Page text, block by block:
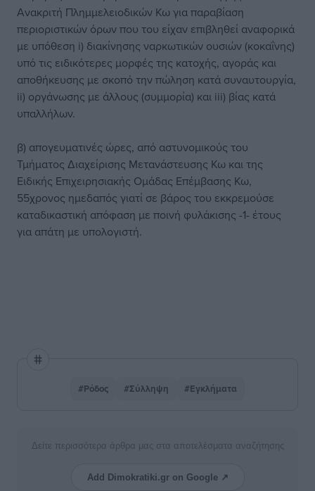
Ανακριτή Πλημμελειοδικών Κω για παραβίαση
περιοριστικών όρων που του είχαν επιβληθεί αναφορικά
με υπόθεση i) διακίνησης ναρκωτικών ουσιών (κοκαΐνης)
υπό τις ειδικότερες μορφές της κατοχής, αγοράς και
αποθήκευσης με σκοπό την πώληση κατά συναυτουργία,
ii) οργάνωσης με άλλους (συμμορία) και iii) βίας κατά
υπαλλήλων.
β) απογευματινές ώρες, από αστυνομικούς του
Τμήματος Διαχείρισης Μετανάστευσης Κω και της
Ειδικής Επιχειρησιακής Ομάδας Επέμβασης Κω,
55χρονος ημεδαπός γιατί σε βάρος του εκκρεμούσε
καταδικαστική απόφαση με ποινή φυλάκισης -1- έτους
για απάτη με υπολογιστή.
#Ρόδος #Σύλληψη #Εγκλήματα
Δείτε περισσότερα άρθρα μας στα αποτελέσματα αναζήτησης
Add Dimokratiki.gr on Google ↗